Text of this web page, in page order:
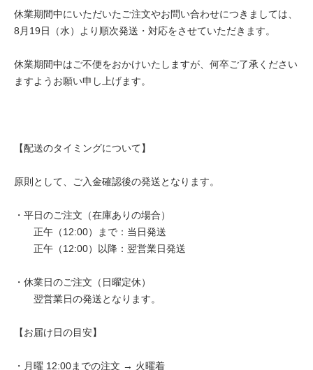
休業期間中にいただいたご注文やお問い合わせにつきましては、
8月19日（水）より順次発送・対応をさせていただきます。
休業期間中はご不便をおかけいたしますが、何卒ご了承ください
ますようお願い申し上げます。
【配送のタイミングについて】
原則として、ご入金確認後の発送となります。
・平日のご注文（在庫ありの場合）
正午（12:00）まで：当日発送
正午（12:00）以降：翌営業日発送
・休業日のご注文（日曜定休）
翌営業日の発送となります。
【お届け日の目安】
・月曜 12:00までの注文 → 火曜着